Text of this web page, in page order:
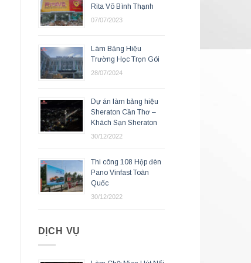
Rita Võ Bình Thạnh
07/07/2023
Làm Bảng Hiệu
Trường Học Trọn Gói
28/07/2024
Dự án làm bảng hiệu
Sheraton Cần Thơ –
Khách Sạn Sheraton
30/12/2022
Thi công 108 Hộp đèn
Pano Vinfast Toàn
Quốc
30/12/2022
DỊCH VỤ